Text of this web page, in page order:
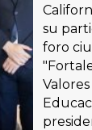
su
foro